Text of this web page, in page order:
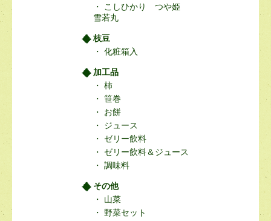
こしひかり つや姫
雪若丸
枝豆
化粧箱入
加工品
柿
笹巻
お餅
ジュース
ゼリー飲料
ゼリー飲料＆ジュース
調味料
その他
山菜
野菜セット